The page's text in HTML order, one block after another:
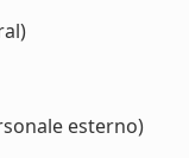
esterno)